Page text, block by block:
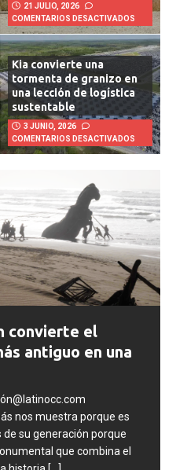
21 JULIO, 2026
COMENTARIOS DESACTIVADOS
Kia convierte una
tormenta de granizo en
una lección de logística
sustentable
3 JUNIO, 2026
COMENTARIOS DESACTIVADOS
convierte el
antiguo en una
nos muestra porque es
su generación porque
que combina el